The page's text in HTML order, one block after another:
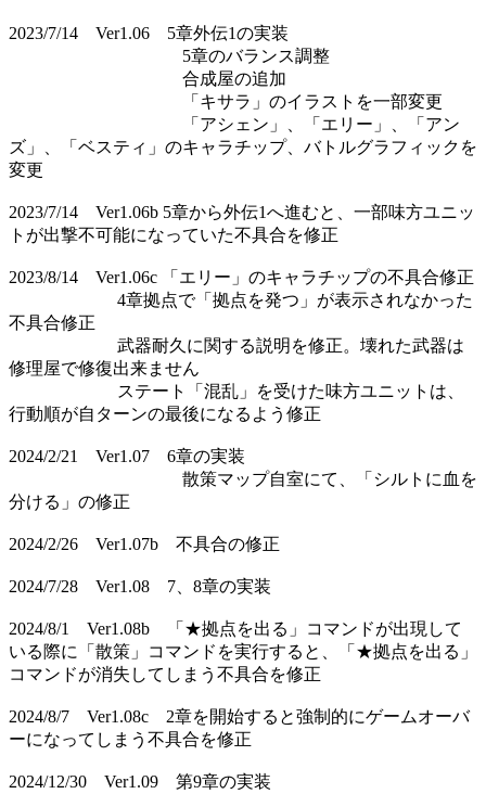
2023/7/14 Ver1.06 5章外伝1の実装
5章のバランス調整
合成屋の追加
「キサラ」のイラストを一部変更
「アシェン」、「エリー」、「アン
ズ」、「ベスティ」のキャラチップ、バトルグラフィックを
変更
2023/7/14 Ver1.06b 5章から外伝1へ進むと、一部味方ユニッ
トが出撃不可能になっていた不具合を修正
2023/8/14 Ver1.06c 「エリー」のキャラチップの不具合修正
4章拠点で「拠点を発つ」が表示されなかった
不具合修正
武器耐久に関する説明を修正。壊れた武器は
修理屋で修復出来ません
ステート「混乱」を受けた味方ユニットは、
行動順が自ターンの最後になるよう修正
2024/2/21 Ver1.07 6章の実装
散策マップ自室にて、「シルトに血を
分ける」の修正
2024/2/26 Ver1.07b 不具合の修正
2024/7/28 Ver1.08 7、8章の実装
2024/8/1 Ver1.08b 「★拠点を出る」コマンドが出現して
いる際に「散策」コマンドを実行すると、「★拠点を出る」
コマンドが消失してしまう不具合を修正
2024/8/7 Ver1.08c 2章を開始すると強制的にゲームオーバ
ーになってしまう不具合を修正
2024/12/30 Ver1.09 第9章の実装